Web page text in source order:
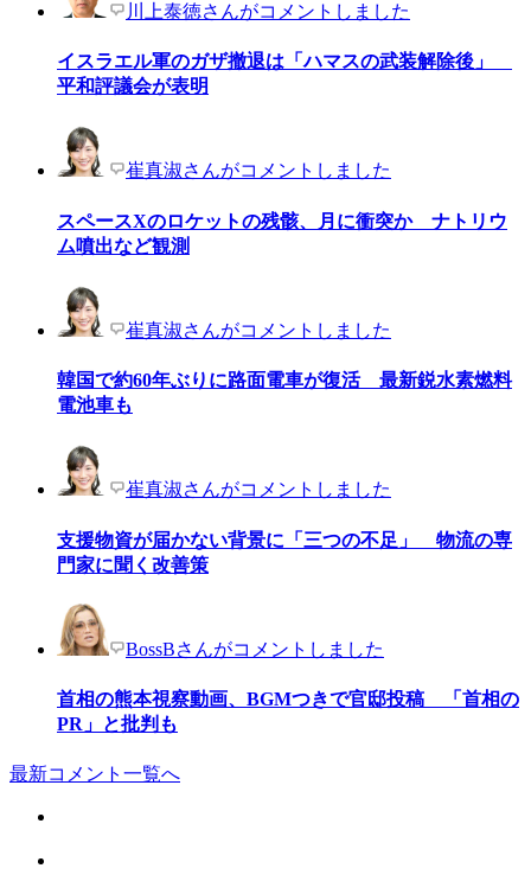
川上泰徳さんがコメントしました
イスラエル軍のガザ撤退は「ハマスの武装解除後」
平和評議会が表明
崔真淑さんがコメントしました
スペースXのロケットの残骸、月に衝突か ナトリウ
ム噴出など観測
崔真淑さんがコメントしました
韓国で約60年ぶりに路面電車が復活 最新鋭水素燃料
電池車も
崔真淑さんがコメントしました
支援物資が届かない背景に「三つの不足」 物流の専
門家に聞く改善策
BossBさんがコメントしました
首相の熊本視察動画、BGMつきで官邸投稿 「首相の
PR」と批判も
最新コメント一覧へ